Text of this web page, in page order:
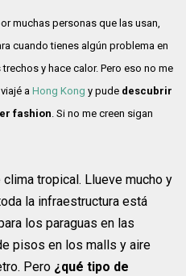
muchas personas que las usan,
cuando tienes algún problema en
y hace calor. Pero eso no me
viajé aHong Kong y pude descubrir
fashion. Si no me creen sigan
tropical. Llueve mucho y
la infraestructura está
los paraguas en las
pisos en los malls y aire
Pero ¿qué tipo de